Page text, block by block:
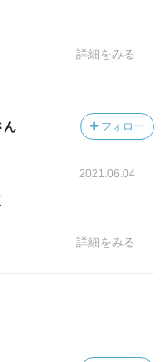
詳細をみる
ん フォロー
2021.06.04
詳細をみる